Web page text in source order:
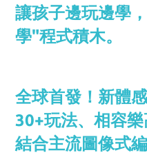
讓孩子邊玩邊學
學"程式積木。
全球首發！新體
30+玩法、相容樂
結合主流圖像式